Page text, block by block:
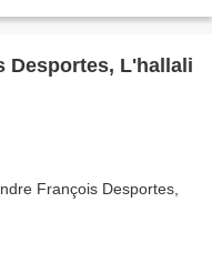
Desportes, L'hallali